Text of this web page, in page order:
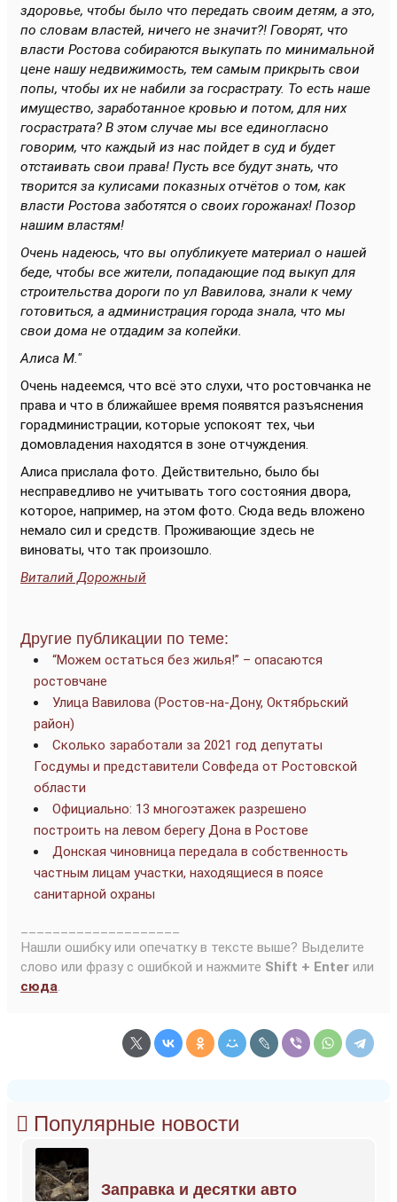
здоровье, чтобы было что передать своим детям, а это,
по словам властей, ничего не значит?! Говорят, что
власти Ростова собираются выкупать по минимальной
цене нашу недвижимость, тем самым прикрыть свои
попы, чтобы их не набили за госрастрату. То есть наше
имущество, заработанное кровью и потом, для них
госрастрата? В этом случае мы все единогласно
говорим, что каждый из нас пойдет в суд и будет
отстаивать свои права! Пусть все будут знать, что
творится за кулисами показных отчётов о том, как
власти Ростова заботятся о своих горожанах! Позор
нашим властям!
Очень надеюсь, что вы опубликуете материал о нашей
беде, чтобы все жители, попадающие под выкуп для
строительства дороги по ул Вавилова, знали к чему
готовиться, а администрация города знала, что мы
свои дома не отдадим за копейки.
Алиса М."
Очень надеемся, что всё это слухи, что ростовчанка не
права и что в ближайшее время появятся разъяснения
горадминистрации, которые успокоят тех, чьи
домовладения находятся в зоне отчуждения.
Алиса прислала фото. Действительно, было бы
несправедливо не учитывать того состояния двора,
которое, например, на этом фото. Сюда ведь вложено
немало сил и средств. Проживающие здесь не
виноваты, что так произошло.
Виталий Дорожный
Другие публикации по теме:
“Можем остаться без жилья!” – опасаются
ростовчане
Улица Вавилова (Ростов-на-Дону, Октябрьский
район)
Сколько заработали за 2021 год депутаты
Госдумы и представители Совфеда от Ростовской
области
Официально: 13 многоэтажек разрешено
построить на левом берегу Дона в Ростове
Донская чиновница передала в собственность
частным лицам участки, находящиеся в поясе
санитарной охраны
Нашли ошибку или опечатку в тексте выше? Выделите
слово или фразу с ошибкой и нажмите Shift + Enter или
сюда.
Популярные новости
Заправка и десятки авто